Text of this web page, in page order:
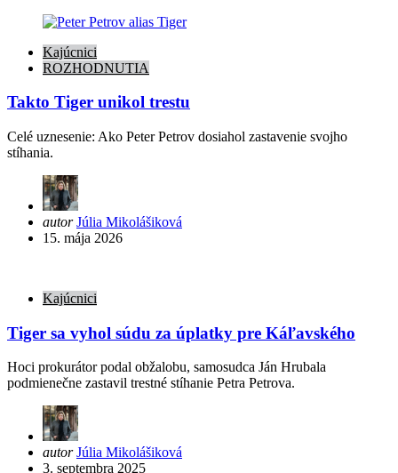
Kajúcnici
ROZHODNUTIA
Takto Tiger unikol trestu
Celé uznesenie: Ako Peter Petrov dosiahol zastavenie svojho
stíhania.
Posted
by
autor Júlia Mikolášiková
15. mája 2026
Kajúcnici
Tiger sa vyhol súdu za úplatky pre Káľavského
Hoci prokurátor podal obžalobu, samosudca Ján Hrubala
podmienečne zastavil trestné stíhanie Petra Petrova.
Posted
by
autor Júlia Mikolášiková
3. septembra 2025